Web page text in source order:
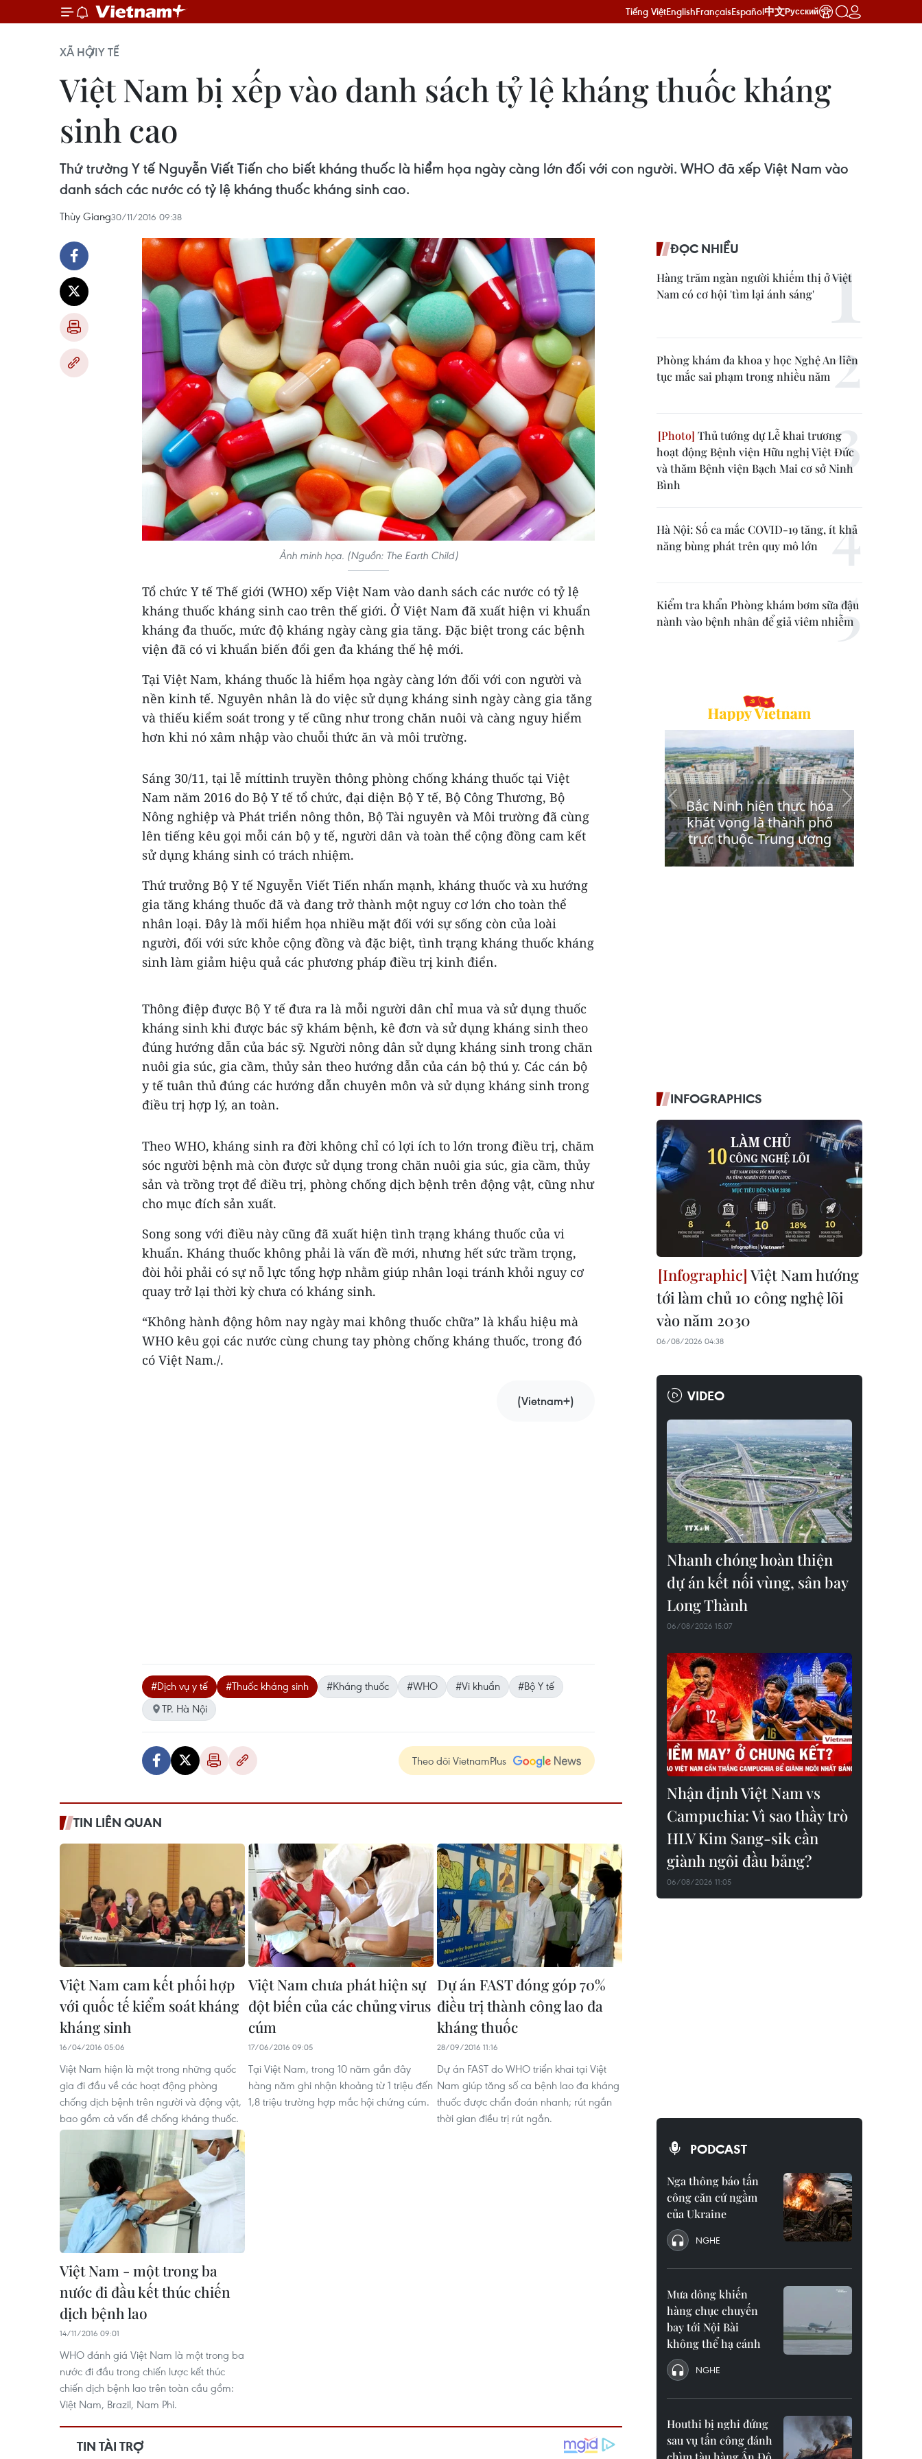
Tiếng ViệtEnglishFrançaisEspañol中文Русский
XÃ HỘIY TẾ
Việt Nam bị xếp vào danh sách tỷ lệ kháng thuốc kháng
sinh cao
Thứ trưởng Y tế Nguyễn Viết Tiến cho biết kháng thuốc là hiểm họa ngày càng lớn đối với con người. WHO đã xếp Việt Nam vào
danh sách các nước có tỷ lệ kháng thuốc kháng sinh cao.
Thùy Giang30/11/2016 09:38
Ảnh minh họa. (Nguồn: The Earth Child)
Tổ chức Y tế Thế giới (WHO) xếp Việt Nam vào danh sách các nước có tỷ lệ
kháng thuốc kháng sinh cao trên thế giới. Ở Việt Nam đã xuất hiện vi khuẩn
kháng đa thuốc, mức độ kháng ngày càng gia tăng. Đặc biệt trong các bệnh
viện đã có vi khuẩn biến đổi gen đa kháng thế hệ mới.
Tại Việt Nam, kháng thuốc là hiểm họa ngày càng lớn đối với con người và
nền kinh tế. Nguyên nhân là do việc sử dụng kháng sinh ngày càng gia tăng
và thiếu kiểm soát trong y tế cũng như trong chăn nuôi và càng nguy hiểm
hơn khi nó xâm nhập vào chuỗi thức ăn và môi trường.
Sáng 30/11, tại lễ míttinh truyền thông phòng chống kháng thuốc tại Việt
Nam năm 2016 do Bộ Y tế tổ chức, đại diện Bộ Y tế, Bộ Công Thương, Bộ
Nông nghiệp và Phát triển nông thôn, Bộ Tài nguyên và Môi trường đã cùng
lên tiếng kêu gọi mỗi cán bộ y tế, người dân và toàn thể cộng đồng cam kết
sử dụng kháng sinh có trách nhiệm.
Thứ trưởng Bộ Y tế Nguyễn Viết Tiến nhấn mạnh, kháng thuốc và xu hướng
gia tăng kháng thuốc đã và đang trở thành một nguy cơ lớn cho toàn thể
nhân loại. Đây là mối hiểm họa nhiều mặt đối với sự sống còn của loài
người, đối với sức khỏe cộng đồng và đặc biệt, tình trạng kháng thuốc kháng
sinh làm giảm hiệu quả các phương pháp điều trị kinh điển.
Thông điệp được Bộ Y tế đưa ra là mỗi người dân chỉ mua và sử dụng thuốc
kháng sinh khi được bác sỹ khám bệnh, kê đơn và sử dụng kháng sinh theo
đúng hướng dẫn của bác sỹ. Người nông dân sử dụng kháng sinh trong chăn
nuôi gia súc, gia cầm, thủy sản theo hướng dẫn của cán bộ thú y. Các cán bộ
y tế tuân thủ đúng các hướng dẫn chuyên môn và sử dụng kháng sinh trong
điều trị hợp lý, an toàn.
Theo WHO, kháng sinh ra đời không chỉ có lợi ích to lớn trong điều trị, chăm
sóc người bệnh mà còn được sử dụng trong chăn nuôi gia súc, gia cầm, thủy
sản và trồng trọt để điều trị, phòng chống dịch bệnh trên động vật, cũng như
cho mục đích sản xuất.
Song song với điều này cũng đã xuất hiện tình trạng kháng thuốc của vi
khuẩn. Kháng thuốc không phải là vấn đề mới, nhưng hết sức trầm trọng,
đòi hỏi phải có sự nỗ lực tổng hợp nhằm giúp nhân loại tránh khỏi nguy cơ
quay trở lại thời kỳ chưa có kháng sinh.
“Không hành động hôm nay ngày mai không thuốc chữa” là khẩu hiệu mà ​
WHO kêu gọi các nước cùng chung tay phòng chống kháng thuốc, trong đó
có Việt Nam./.
(Vietnam+)
#Dịch vụ y tế #Thuốc kháng sinh #Kháng thuốc #WHO #Vi khuẩn
#Bộ Y tế
TP. Hà Nội
Theo dõi VietnamPlus
TIN LIÊN QUAN
Việt Nam cam kết phối hợp
với quốc tế kiểm soát kháng
kháng sinh
16/04/2016 05:06
Việt Nam hiện là một trong những quốc
gia đi đầu về các hoạt động phòng
chống dịch bệnh trên người và động vật,
bao gồm cả vấn đề chống kháng thuốc.
Việt Nam chưa phát hiện sự
đột biến của các chủng virus
cúm
17/06/2016 09:05
Tại Việt Nam, trong 10 năm gần đây
hàng năm ghi nhận khoảng từ 1 triệu đến
1,8 triệu trường hợp mắc hội chứng cúm.
Dự án FAST đóng góp 70%
điều trị thành công lao đa
kháng thuốc
28/09/2016 11:16
Dự án FAST do WHO triển khai tại Việt
Nam giúp tăng số ca bệnh lao đa kháng
thuốc được chẩn đoán nhanh; rút ngắn
thời gian điều trị rút ngắn.
Việt Nam - một trong ba
nước đi đầu kết thúc chiến
dịch bệnh lao
14/11/2016 09:01
WHO đánh giá Việt Nam là một trong ba
nước đi đầu trong chiến lược kết thúc
chiến dịch bệnh lao trên toàn cầu gồm:
Việt Nam, Brazil, Nam Phi.
ĐỌC NHIỀU
Hàng trăm ngàn người khiếm thị ở Việt
Nam có cơ hội 'tìm lại ánh sáng'
Phòng khám đa khoa y học Nghệ An liên
tục mắc sai phạm trong nhiều năm
Thủ tướng dự Lễ khai trương
hoạt động Bệnh viện Hữu nghị Việt Đức
và thăm Bệnh viện Bạch Mai cơ sở Ninh
Bình
Hà Nội: Số ca mắc COVID-19 tăng, ít khả
năng bùng phát trên quy mô lớn
Kiểm tra khẩn Phòng khám bơm sữa đậu
nành vào bệnh nhân để giả viêm nhiễm
INFOGRAPHICS
Việt Nam hướng
tới làm chủ 10 công nghệ lõi
vào năm 2030
06/08/2026 04:38
VIDEO
Nhanh chóng hoàn thiện
dự án kết nối vùng, sân bay
Long Thành
06/08/2026 15:07
Nhận định Việt Nam vs
Campuchia: Vì sao thầy trò
HLV Kim Sang-sik cần
giành ngôi đầu bảng?
06/08/2026 11:05
PODCAST
Nga thông báo tấn
công căn cứ ngầm
của Ukraine
NGHE
Mưa dông khiến
hàng chục chuyến
bay tới Nội Bài
không thể hạ cánh
NGHE
Houthi bị nghi đứng
sau vụ tấn công đánh